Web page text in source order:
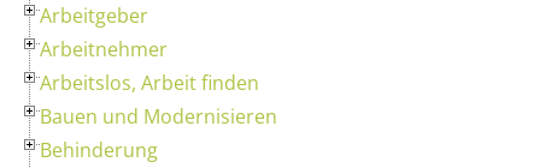
Arbeitgeber
Arbeitnehmer
Arbeitslos, Arbeit finden
Bauen und Modernisieren
Behinderung